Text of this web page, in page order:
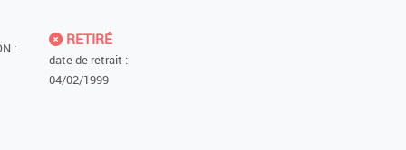
:
RETIRÉ
date de retrait :
04/02/1999